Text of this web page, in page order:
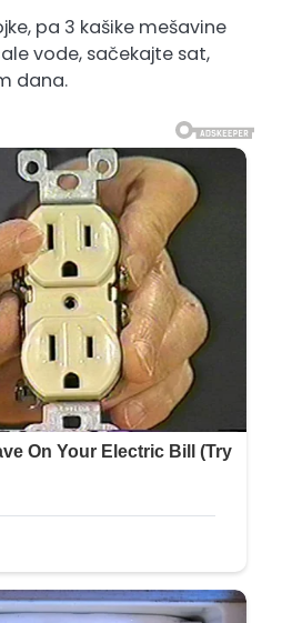
pa 3 kašike mešavine
vode, sačekajte sat,
dana.